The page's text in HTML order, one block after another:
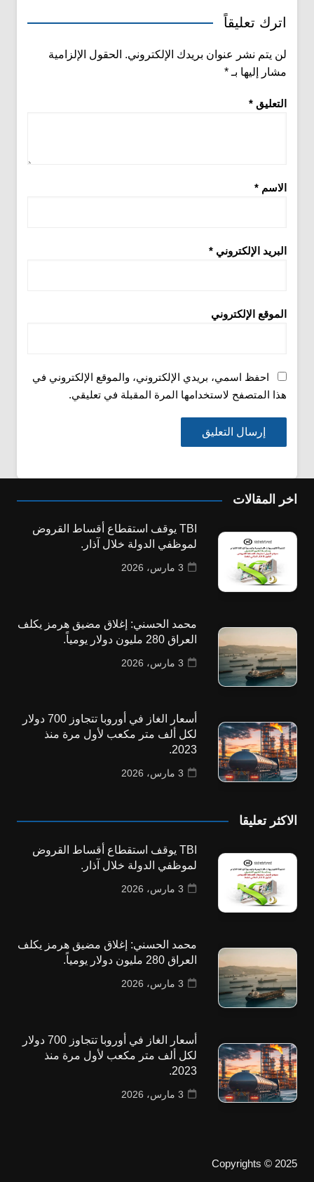
اترك تعليقاً
لن يتم نشر عنوان بريدك الإلكتروني. الحقول الإلزامية
مشار إليها بـ *
التعليق *
الاسم *
البريد الإلكتروني *
الموقع الإلكتروني
احفظ اسمي، بريدي الإلكتروني، والموقع الإلكتروني في
هذا المتصفح لاستخدامها المرة المقبلة في تعليقي.
اخر المقالات
TBI يوقف استقطاع أقساط القروض
لموظفي الدولة خلال آذار.
3 مارس، 2026
محمد الحسني: إغلاق مضيق هرمز يكلف
العراق 280 مليون دولار يومياً.
3 مارس، 2026
أسعار الغاز في أوروبا تتجاوز 700 دولار
لكل ألف متر مكعب لأول مرة منذ
2023.
3 مارس، 2026
الاكثر تعليقا
TBI يوقف استقطاع أقساط القروض
لموظفي الدولة خلال آذار.
3 مارس، 2026
محمد الحسني: إغلاق مضيق هرمز يكلف
العراق 280 مليون دولار يومياً.
3 مارس، 2026
أسعار الغاز في أوروبا تتجاوز 700 دولار
لكل ألف متر مكعب لأول مرة منذ
2023.
3 مارس، 2026
Copyrights © 2025